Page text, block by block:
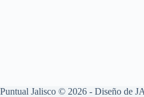
Puntual Jalisco © 2026 - Diseño de